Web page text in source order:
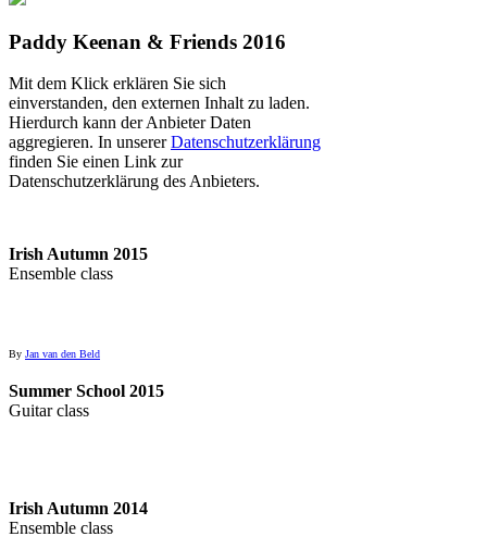
Paddy Keenan & Friends 2016
Mit dem Klick erklären Sie sich
einverstanden, den externen Inhalt zu laden.
Hierdurch kann der Anbieter Daten
aggregieren. In unsererDatenschutzerklärung
finden Sie einen Link zur
Datenschutzerklärung des Anbieters.
Irish Autumn 2015
Ensemble class
By Jan van den Beld
Summer School 2015
Guitar class
Irish Autumn 2014
Ensemble class